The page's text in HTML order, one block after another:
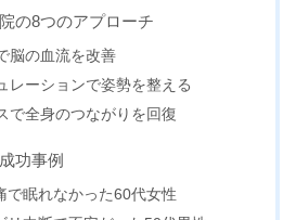
の8つのアプローチ
脳の血流を改善
レーションで姿勢を整える
で全身のつながりを回復
功事例
で眠れなかった60代女性